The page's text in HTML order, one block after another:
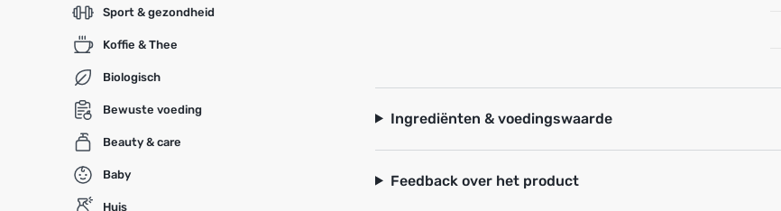
Sport & gezondheid
Koffie & Thee
Biologisch
Bewuste voeding
Beauty & care
Baby
Huis
Ingrediënten & voedingswaarde
Feedback over het product